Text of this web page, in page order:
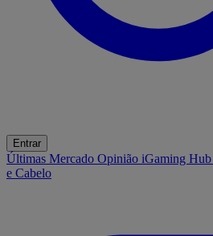
Entrar
Últimas Mercado Opinião iGaming Hub
e Cabelo